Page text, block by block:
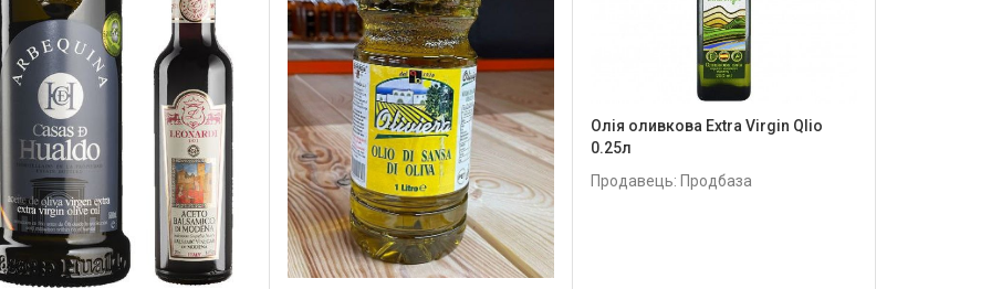
Олія оливкова Extra Virgin Qlio
0.25л
Продавець: Продбаза